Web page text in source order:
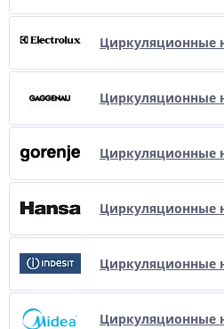
Циркуляционные
Циркуляционные
Циркуляционные
Циркуляционные
Циркуляционные
Циркуляционные